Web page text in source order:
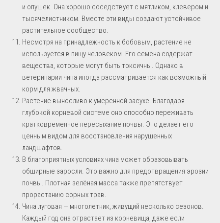
и опушек. Она хорошо соседствует с мятликом, клевером и
тысячелистником. Вместе эти виды создают устойчивое
растительное сообщество.
Несмотря на принадлежность к бобовым, растение не
используется в пищу человеком. Его семена содержат
вещества, которые могут быть токсичны. Однако в
ветеринарии чина иногда рассматривается как возможный
корм для жвачных.
Растение выносливо к умеренной засухе. Благодаря
глубокой корневой системе оно способно переживать
кратковременное пересыхание почвы. Это делает его
ценным видом для восстановления нарушенных
ландшафтов.
В благоприятных условиях чина может образовывать
обширные заросли. Это важно для предотвращения эрозии
почвы. Плотная зелёная масса также препятствует
прорастанию сорных трав.
Чина луговая — многолетник, живущий несколько сезонов.
Каждый год она отрастает из корневища, даже если